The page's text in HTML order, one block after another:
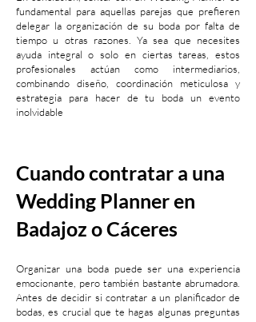
fundamental para aquellas parejas que prefieren
delegar la organización de su boda por falta de
tiempo u otras razones. Ya sea que necesites
ayuda integral o solo en ciertas tareas, estos
profesionales actúan como intermediarios,
combinando diseño, coordinación meticulosa y
estrategia para hacer de tu boda un evento
inolvidable
Cuando contratar a una
Wedding Planner en
Badajoz o Cáceres
Organizar una boda puede ser una experiencia
emocionante, pero también bastante abrumadora.
Antes de decidir si contratar a un planificador de
bodas, es crucial que te hagas algunas preguntas